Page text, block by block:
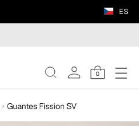
ES
0
Guantes Fission SV